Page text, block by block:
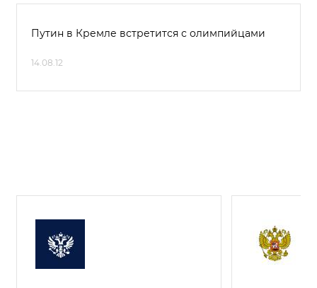
Путин в Кремле встретится с олимпийцами
14.08.12